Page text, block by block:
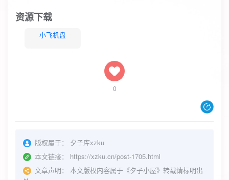
资源下载
小飞机盘
0
版权属于：
夕子库xzku
本文链接：
https://xzku.cn/post-1705.html
文章声明：
本文版权内容属于《夕子小屋》转载请标明出